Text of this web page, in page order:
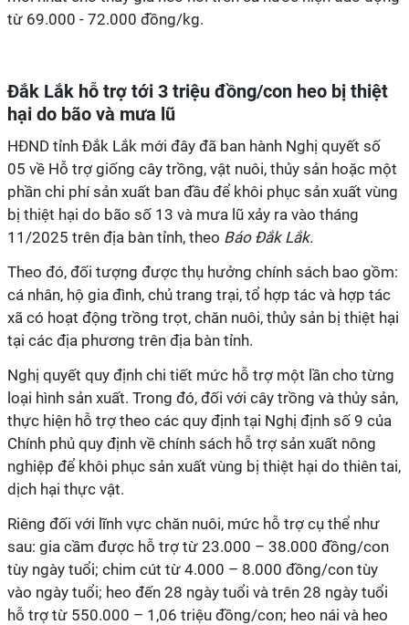
từ 69.000 - 72.000 đồng/kg.
Đắk Lắk hỗ trợ tới 3 triệu đồng/con heo bị thiệt
hại do bão và mưa lũ
HĐND tỉnh Đắk Lắk mới đây đã ban hành Nghị quyết số
05 về Hỗ trợ giống cây trồng, vật nuôi, thủy sản hoặc một
phần chi phí sản xuất ban đầu để khôi phục sản xuất vùng
bị thiệt hại do bão số 13 và mưa lũ xảy ra vào tháng
11/2025 trên địa bàn tỉnh, theo Báo Đắk Lắk.
Theo đó, đối tượng được thụ hưởng chính sách bao gồm:
cá nhân, hộ gia đình, chủ trang trại, tổ hợp tác và hợp tác
xã có hoạt động trồng trọt, chăn nuôi, thủy sản bị thiệt hại
tại các địa phương trên địa bàn tỉnh.
Nghị quyết quy định chi tiết mức hỗ trợ một lần cho từng
loại hình sản xuất. Trong đó, đối với cây trồng và thủy sản,
thực hiện hỗ trợ theo các quy định tại Nghị định số 9 của
Chính phủ quy định về chính sách hỗ trợ sản xuất nông
nghiệp để khôi phục sản xuất vùng bị thiệt hại do thiên tai,
dịch hại thực vật.
Riêng đối với lĩnh vực chăn nuôi, mức hỗ trợ cụ thể như
sau: gia cầm được hỗ trợ từ 23.000 – 38.000 đồng/con
tùy ngày tuổi; chim cút từ 4.000 – 8.000 đồng/con tùy
vào ngày tuổi; heo đến 28 ngày tuổi và trên 28 ngày tuổi
hỗ trợ từ 550.000 – 1,06 triệu đồng/con; heo nái và heo